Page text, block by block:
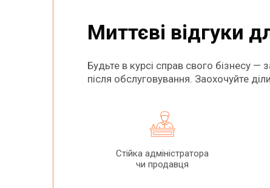
Миттєві відгуки
Будьте в курсі справ свого бізнесу
після обслуговування. Заохочуйте
Стійка адміністратора
чи продавця